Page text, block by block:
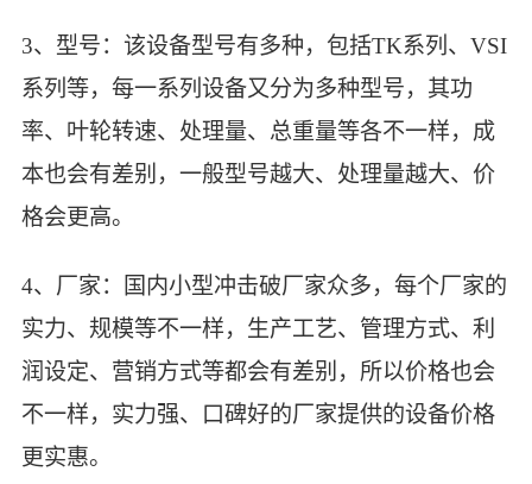
3、型号：该设备型号有多种，包括TK系列、VSI
系列等，每一系列设备又分为多种型号，其功
率、叶轮转速、处理量、总重量等各不一样，成
本也会有差别，一般型号越大、处理量越大、价
格会更高。
4、厂家：国内小型冲击破厂家众多，每个厂家的
实力、规模等不一样，生产工艺、管理方式、利
润设定、营销方式等都会有差别，所以价格也会
不一样，实力强、口碑好的厂家提供的设备价格
更实惠。